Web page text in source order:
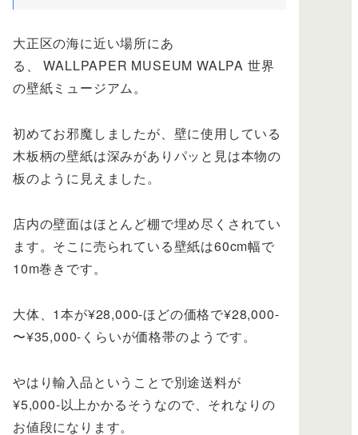
大正区の海に近い場所にあ
る、 WALLPAPER MUSEUM WALPA 世界
の壁紙ミュージアム。
初めてお邪魔しましたが、壁に使用している
木板柄の壁紙は深みがありパッと見は本物の
板のように見えました。
店内の壁面はほとんど棚で埋め尽くされてい
ます。そこに売られている壁紙は60cm幅で
10m巻きです。
大体、1本が¥28,000-ほどの価格で¥28,000-
〜¥35,000-くらいが価格帯のようです。
やはり輸入品ということで別途送料が
¥5,000-以上かかるそうなので、それなりの
お値段になります。